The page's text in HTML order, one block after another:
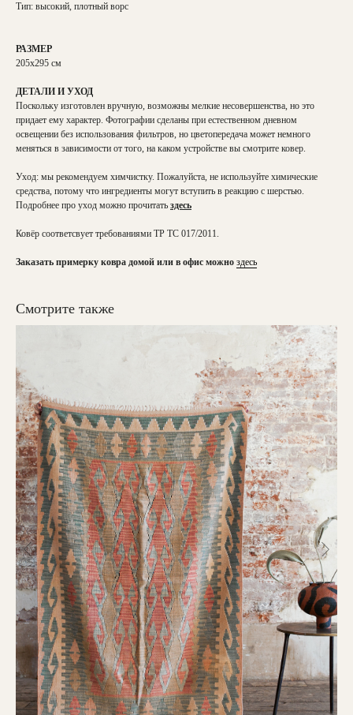
Тип: высокий, плотный ворс
РАЗМЕР
205х295 см
ДЕТАЛИ И УХОД
Поскольку изготовлен вручную, возможны мелкие несовершенства, но это
придает ему характер. Фотографии сделаны при естественном дневном
освещении без использования фильтров, но цветопередача может немного
меняться в зависимости от того, на каком устройстве вы смотрите ковер.
Уход: мы рекомендуем химчистку. Пожалуйста, не используйте химические
средства, потому что ингредиенты могут вступить в реакцию с шерстью.
Подробнее про уход можно прочитать здесь
Ковёр соответсвует требованиями ТР ТС 017/2011.
Заказать примерку ковра домой или в офис можно здесь
Смотрите также